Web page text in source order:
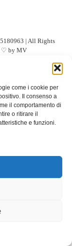
come i cookie per
Il consenso a
il comportamento di
o ritirare il
e funzioni.
| All Rights
♡ by MV